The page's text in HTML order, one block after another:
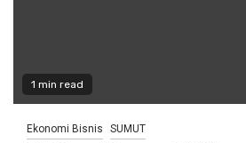
1 min read
Ekonomi Bisnis SUMUT